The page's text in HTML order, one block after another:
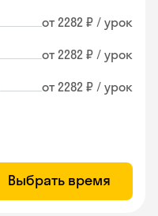
от 2282 ₽ / урок
от 2282 ₽ / урок
от 2282 ₽ / урок
Выбрать время